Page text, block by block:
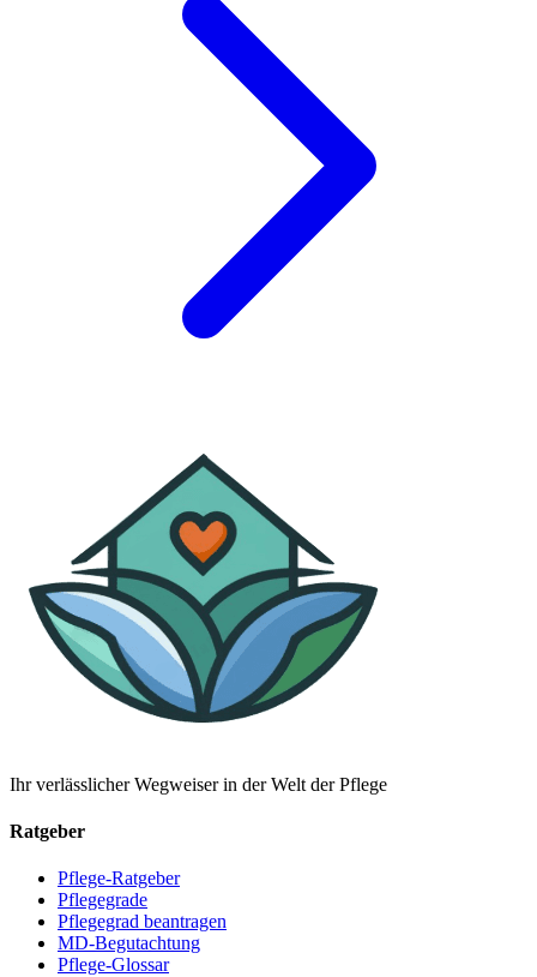
Ihr verlässlicher Wegweiser in der Welt der Pflege
Ratgeber
Pflege-Ratgeber
Pflegegrade
Pflegegrad beantragen
MD-Begutachtung
Pflege-Glossar